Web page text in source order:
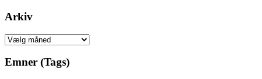
Arkiv
Arkiv
Emner (Tags)